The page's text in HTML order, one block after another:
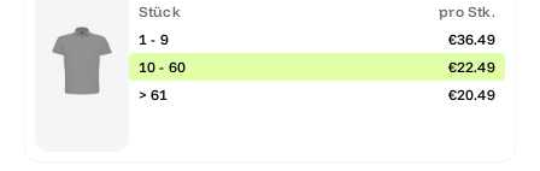
Stück
pro Stk.
1 - 9
€36.49
10 - 60
€22.49
> 61
€20.49